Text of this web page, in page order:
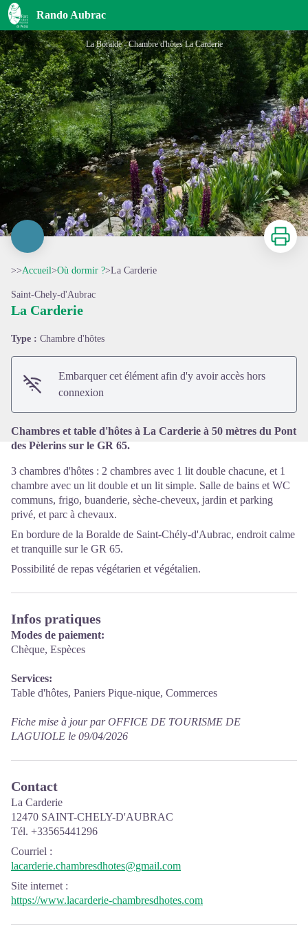
Rando Aubrac
La Carderie
La Boralde - Chambre d'hôtes La Carderie
Imprimer
>>Accueil>Où dormir ?>La Carderie
Saint-Chely-d'Aubrac
La Carderie
Type : Chambre d'hôtes
Embarquer cet élément afin d'y avoir accès hors
connexion
Chambres et table d'hôtes à La Carderie à 50 mètres du Pont
des Pèlerins sur le GR 65.
3 chambres d'hôtes : 2 chambres avec 1 lit double chacune, et 1
chambre avec un lit double et un lit simple. Salle de bains et WC
communs, frigo, buanderie, sèche-cheveux, jardin et parking
privé, et parc à chevaux.
En bordure de la Boralde de Saint-Chély-d'Aubrac, endroit calme
et tranquille sur le GR 65.
Possibilité de repas végétarien et végétalien.
Infos pratiques
Modes de paiement:
Chèque, Espèces
Services:
Table d'hôtes, Paniers Pique-nique, Commerces
Fiche mise à jour par OFFICE DE TOURISME DE
LAGUIOLE le 09/04/2026
Contact
La Carderie
12470 SAINT-CHELY-D'AUBRAC
Tél. +33565441296
Courriel :
lacarderie.chambresdhotes@gmail.com
Site internet :
https://www.lacarderie-chambresdhotes.com